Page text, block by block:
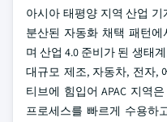
아시아 태평양 지역 산업
분산된 자동화 채택 패턴
며 산업 4.0 준비가 된 생태
대규모 제조, 자동차, 전자,
티브에 힘입어 APAC 지역
프로세스를 빠르게 수용하